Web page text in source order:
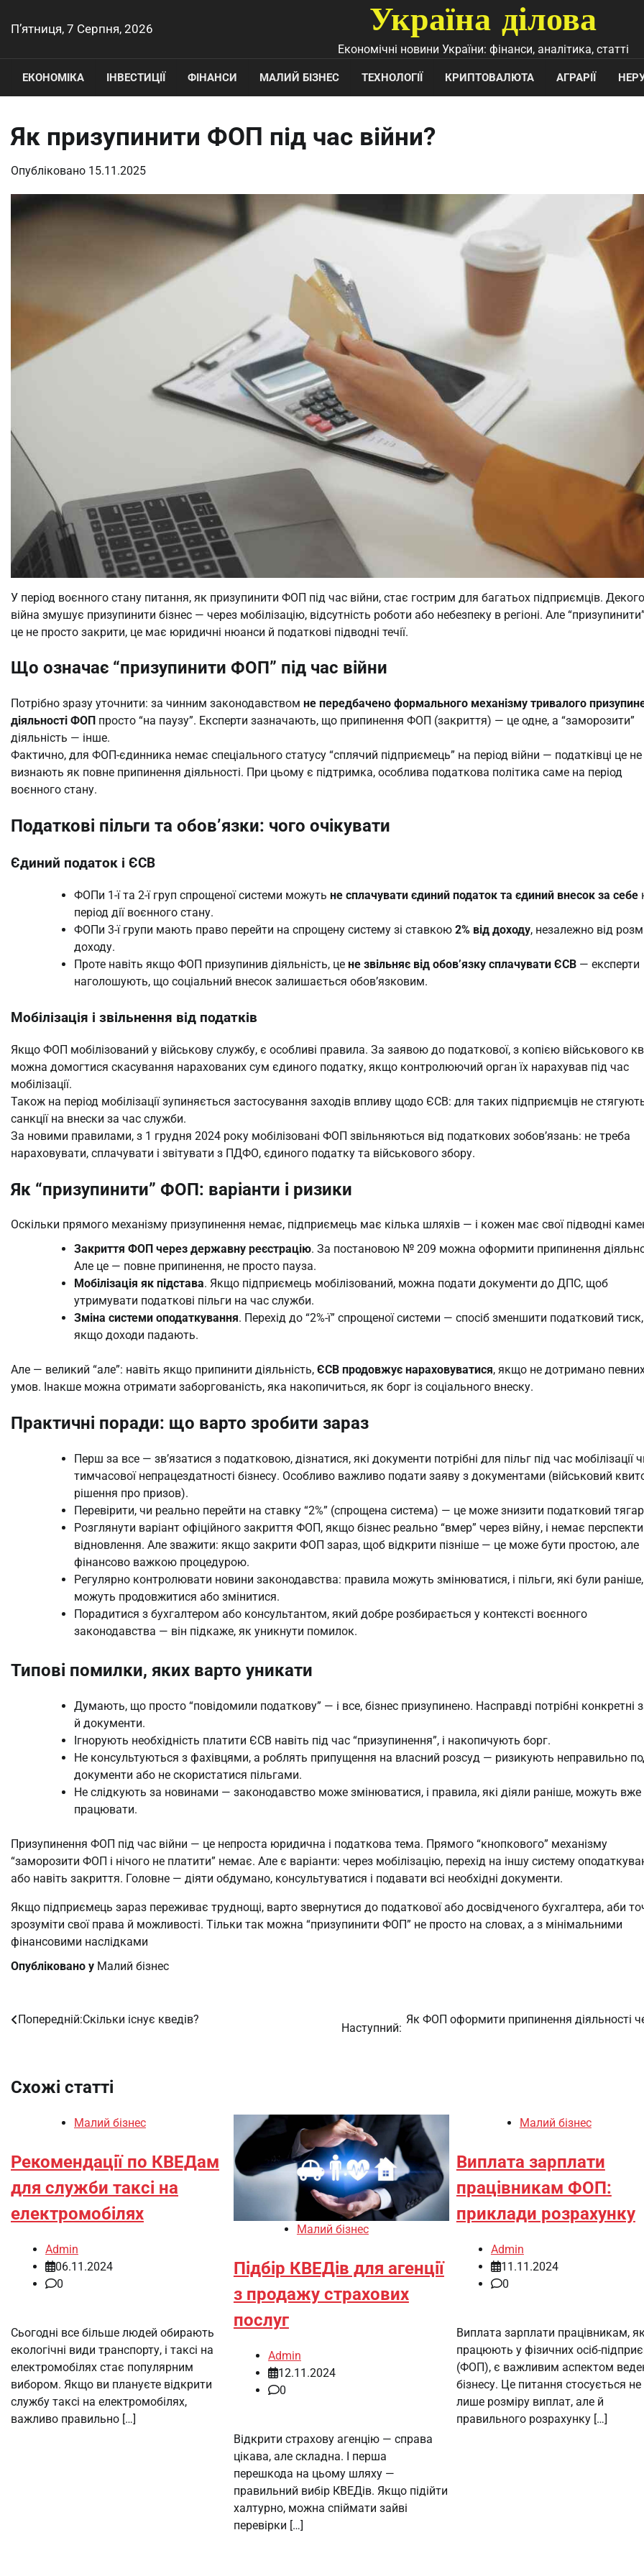
доП’ятниця, 7 Серпня, 2026 Україна ділова
Економічні новини України: фінанси, аналітика, статті
ЕКОНОМІКА ІНВЕСТИЦІЇ ФІНАНСИ МАЛИЙ БІЗНЕС ТЕХНОЛОГІЇ КРИПТОВАЛЮТА АГРАРІЇ
Як призупинити ФОП під час війни?
Опубліковано 15.11.2025
У період воєнного стану питання, як призупинити ФОП під час війни, стає гострим для багатьох підприємців. Декого
війна змушує призупинити бізнес — через мобілізацію, відсутність роботи або небезпеку в регіоні. Але
це не просто закрити, це має юридичні нюанси й податкові підводні течії.
Що означає “призупинити ФОП” під час війни
Потрібно зразу уточнити: за чинним законодавством не передбачено формального механізму тривалого
діяльності ФОП просто “на паузу”. Експерти зазначають, що припинення ФОП (закриття) — це одне, а “заморозити”
діяльність — інше.
Фактично, для ФОП-єдинника немає спеціального статусу “сплячий підприємець” на період війни — податківці це не
визнають як повне припинення діяльності. При цьому є підтримка, особлива податкова політика саме на період
воєнного стану.
Податкові пільги та обов’язки: чого очікувати
Єдиний податок і ЄСВ
ФОПи 1-ї та 2-ї груп спрощеної системи можуть не сплачувати єдиний податок та єдиний внесок за себе
період дії воєнного стану.
ФОПи 3-ї групи мають право перейти на спрощену систему зі ставкою 2% від доходу, незалежно від
доходу.
Проте навіть якщо ФОП призупинив діяльність, це не звільняє від обов’язку сплачувати ЄСВ — експерти
наголошують, що соціальний внесок залишається обов’язковим.
Мобілізація і звільнення від податків
Якщо ФОП мобілізований у військову службу, є особливі правила. За заявою до податкової, з копією військового
можна домогтися скасування нарахованих сум єдиного податку, якщо контролюючий орган їх нарахував під час
мобілізації.
Також на період мобілізації зупиняється застосування заходів впливу щодо ЄСВ: для таких підприємців не
санкції на внески за час служби.
За новими правилами, з 1 грудня 2024 року мобілізовані ФОП звільняються від податкових зобов’язань: не треба
нараховувати, сплачувати і звітувати з ПДФО, єдиного податку та військового збору.
Як “призупинити” ФОП: варіанти і ризики
Оскільки прямого механізму призупинення немає, підприємець має кілька шляхів — і кожен має свої підводні
Закриття ФОП через державну реєстрацію. За постановою № 209 можна оформити припинення
Але це — повне припинення, не просто пауза.
Мобілізація як підстава. Якщо підприємець мобілізований, можна подати документи до ДПС, щоб
утримувати податкові пільги на час служби.
Зміна системи оподаткування. Перехід до “2%-ї” спрощеної системи — спосіб зменшити податковий тиск,
якщо доходи падають.
Але — великий “але”: навіть якщо припинити діяльність, ЄСВ продовжує нараховуватися, якщо не дотримано
умов. Інакше можна отримати заборгованість, яка накопичиться, як борг із соціального внеску.
Практичні поради: що варто зробити зараз
Перш за все — зв’язатися з податковою, дізнатися, які документи потрібні для пільг під час мобілізації
тимчасової непрацездатності бізнесу. Особливо важливо подати заяву з документами (військовий
рішення про призов).
Перевірити, чи реально перейти на ставку “2%” (спрощена система) — це може знизити податковий
Розглянути варіант офіційного закриття ФОП, якщо бізнес реально “вмер” через війну, і немає
відновлення. Але зважити: якщо закрити ФОП зараз, щоб відкрити пізніше — це може бути простою, але
фінансово важкою процедурою.
Регулярно контролювати новини законодавства: правила можуть змінюватися, і пільги, які були раніше,
можуть продовжитися або змінитися.
Порадитися з бухгалтером або консультантом, який добре розбирається у контексті воєнного
законодавства — він підкаже, як уникнути помилок.
Типові помилки, яких варто уникати
Думають, що просто “повідомили податкову” — і все, бізнес призупинено. Насправді потрібні конкретні
й документи.
Ігнорують необхідність платити ЄСВ навіть під час “призупинення”, і накопичують борг.
Не консультуються з фахівцями, а роблять припущення на власний розсуд — ризикують неправильно
документи або не скористатися пільгами.
Не слідкують за новинами — законодавство може змінюватися, і правила, які діяли раніше, можуть вже
працювати.
Призупинення ФОП під час війни — це непроста юридична і податкова тема. Прямого “кнопкового” механізму
“заморозити ФОП і нічого не платити” немає. Але є варіанти: через мобілізацію, перехід на іншу систему
або навіть закриття. Головне — діяти обдумано, консультуватися і подавати всі необхідні документи.
Якщо підприємець зараз переживає труднощі, варто звернутися до податкової або досвідченого бухгалтера, аби
зрозуміти свої права й можливості. Тільки так можна “призупинити ФОП” не просто на словах, а з мінімальними
фінансовими наслідками
Опубліковано у Малий бізнес
Навігація
Попередній:Скільки існує кведів?
Наступний:
Як ФОП оформити припинення діяльності
Схожі статті
Малий бізнес
Рекомендації по КВЕДам
для служби таксі на
електромобілях
Admin
06.11.2024
0
Сьогодні все більше людей обирають
екологічні види транспорту, і таксі на
електромобілях стає популярним
вибором. Якщо ви плануєте відкрити
службу таксі на електромобілях,
важливо правильно […]
Малий бізнес
Підбір КВЕДів для агенції
з продажу страхових
послуг
Admin
12.11.2024
0
Відкрити страхову агенцію — справа
цікава, але складна. І перша
перешкода на цьому шляху —
правильний вибір КВЕДів. Якщо підійти
халтурно, можна спіймати зайві
перевірки […]
Малий бізнес
Виплата зарплати
працівникам ФОП:
приклади розрахунку
Admin
11.11.2024
0
Виплата зарплати працівникам,
працюють у фізичних осіб-
(ФОП), є важливим аспектом
бізнесу. Це питання стосується не
лише розміру виплат, але й
правильного розрахунку […]